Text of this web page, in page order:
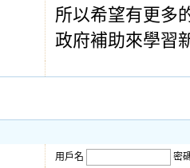
所以希望有更多
政府補助來學習
用戶名
密